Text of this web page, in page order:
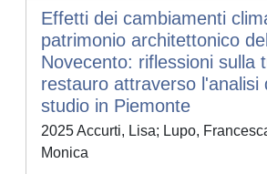
Effetti dei cambiamenti
patrimonio architettonico del
Novecento: riflessioni sulla
restauro attraverso l'analisi
studio in Piemonte
2025 Accurti, Lisa; Lupo,
Monica